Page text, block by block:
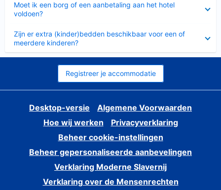
Moet ik een borg of een aanbetaling aan het hotel
voldoen?
Zijn er extra (kinder)bedden beschikbaar voor een of
meerdere kinderen?
Registreer je accommodatie
Desktop-versie
Algemene Voorwaarden
Hoe wij werken
Privacyverklaring
Beheer cookie-instellingen
Beheer gepersonaliseerde aanbevelingen
Verklaring Moderne Slavernij
Verklaring over de Mensenrechten